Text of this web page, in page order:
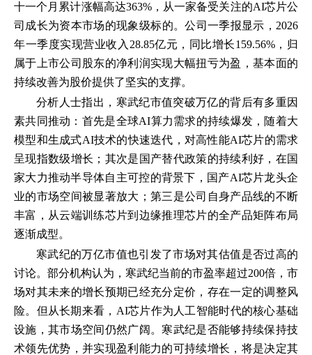
十一个月累计涨幅高达363%，从一家备受关注的AI芯片公
司成长为资本市场的现象级标的。公司一季报显示，2026
年一季度实现营业收入28.85亿元，同比增长159.56%，归
属于上市公司股东的净利润实现大幅扭亏为盈，基本面的
持续改善为股价提供了坚实的支撑。
分析人士指出，寒武纪市值突破万亿的背后有多重因
素共同推动：首先是全球AI算力需求的持续爆发，随着大
模型和生成式AI技术的快速迭代，对高性能AI芯片的需求
呈现指数级增长；其次是国产替代政策的持续利好，在国
家大力推动半导体自主可控的背景下，国产AI芯片龙头企
业的市场空间被显著放大；第三是公司自身产品线的不断
丰富，从云端训练芯片到边缘推理芯片的全产品矩阵布局
逐渐成型。
寒武纪的万亿市值也引发了市场对其估值是否过高的
讨论。部分机构认为，寒武纪当前的市盈率超过200倍，市
场对其未来的增长预期已经充分定价，存在一定的调整风
险。但从长期来看，AI芯片作为人工智能时代的核心基础
设施，其市场空间仍然广阔。寒武纪是否能够持续保持技
术领先优势，并实现盈利能力的可持续增长，将是决定其